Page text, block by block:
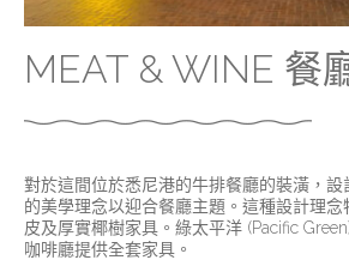
MEAT & WINE 餐
對於這間位於悉尼港的牛排餐廳的裝潢，
的美學理念以迎合餐廳主題。這種設計理
皮及厚實椰樹家具。綠太平洋 (Pacific
咖啡廳提供全套家具。